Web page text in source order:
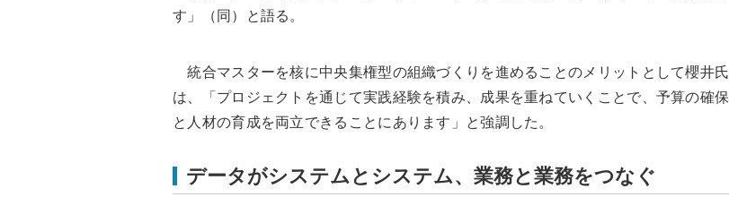
す」（同）と語る。
統合マスターを核に中央集権型の組織づくりを進めることのメリットとして櫻井氏
は、「プロジェクトを通じて実践経験を積み、成果を重ねていくことで、予算の確保
と人材の育成を両立できることにあります」と強調した。
データがシステムとシステム、業務と業務をつなぐ